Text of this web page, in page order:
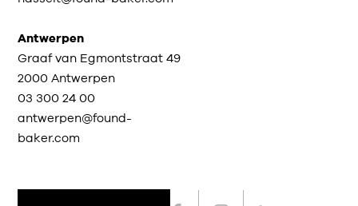
Antwerpen
Graaf van Egmontstraat 49
2000 Antwerpen
03 300 24 00
antwerpen@found-
baker.com